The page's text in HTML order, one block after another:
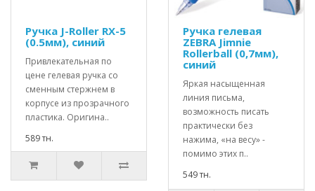
Ручка J-Roller RX-5
(0.5мм), синий
Привлекательная по
цене гелевая ручка со
сменным стержнем в
корпусе из прозрачного
пластика. Оригина..
589 тн.
Ручка гелевая
ZEBRA Jimnie
Rollerball (0,7мм),
синий
Яркая насыщенная
линия письма,
возможность писать
практически без
нажима, «на весу» -
помимо этих п..
549 тн.